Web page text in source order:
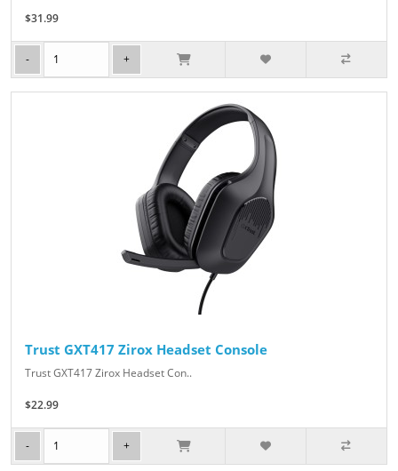
$31.99
Trust GXT417 Zirox Headset Console
Trust GXT417 Zirox Headset Con..
$22.99